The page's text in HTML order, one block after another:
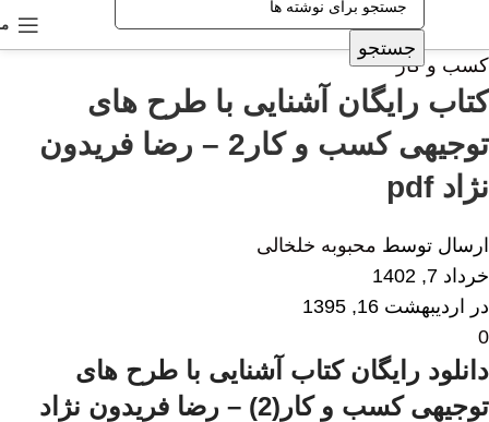
جستجو
کسب و کار
کتاب رایگان آشنایی با طرح های
توجیهی کسب و کار2 – رضا فریدون
نژاد pdf
ارسال توسط محبوبه خلخالی
خرداد 7, 1402
در اردیبهشت 16, 1395
0
دانلود رایگان کتاب آشنایی با طرح های
توجیهی کسب و کار(2) – رضا فریدون نژاد